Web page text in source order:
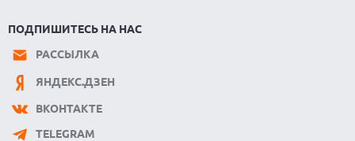
ПОДПИШИТЕСЬ НА НАС
РАССЫЛКА
ЯНДЕКС.ДЗЕН
ВКОНТАКТЕ
TELEGRAM